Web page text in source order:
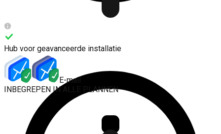
Hub voor geavanceerde installatie
Gzip/Brotli
24/7 bewaking
Cron Jobs
E-mail
INBEGREPEN IN ALLE PLANNEN